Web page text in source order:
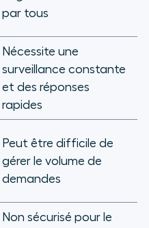
par tous
Nécessite une
surveillance constante
et des réponses
rapides
Peut être difficile de
gérer le volume de
demandes
Non sécurisé pour le